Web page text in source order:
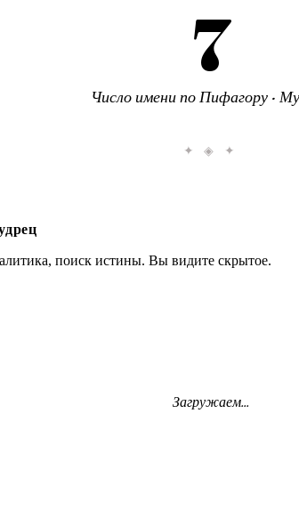
7
Число имени по Пифагору ·
✦ ◈ ✦
поиск истины. Вы видите скрытое.
Загружаем...